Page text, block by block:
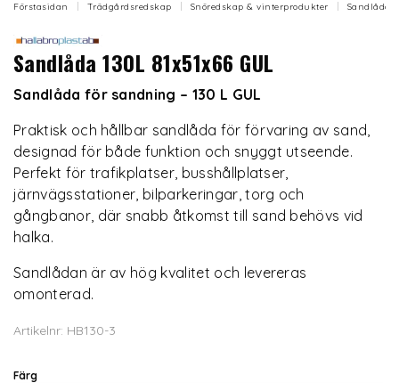
Förstasidan Trädgårdsredskap Snöredskap & vinterprodukter Sandlådor
Sandlåda 130L 81x51x66 GUL
Sandlåda för sandning – 130 L GUL
Praktisk och hållbar sandlåda för förvaring av sand,
designad för både funktion och snyggt utseende.
Perfekt för trafikplatser, busshållplatser,
järnvägsstationer, bilparkeringar, torg och
gångbanor, där snabb åtkomst till sand behövs vid
halka.
Sandlådan är av hög kvalitet och levereras
omonterad.
Artikelnr: HB130-3
Färg